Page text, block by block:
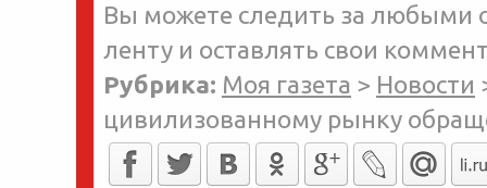
Вы можете следить за любыми
ленту и оставлять свои
Рубрика: Моя газета > Новости
цивилизованному рынку